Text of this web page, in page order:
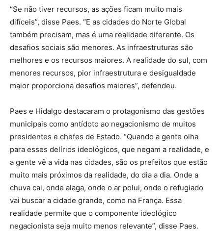
“Se não tiver recursos, as ações ficam muito mais
difíceis”, disse Paes. “E as cidades do Norte Global
também precisam, mas é uma realidade diferente. Os
desafios sociais são menores. As infraestruturas são
melhores e os recursos maiores. A realidade do sul, com
menores recursos, pior infraestrutura e desigualdade
maior proporciona desafios maiores”, defendeu.
Paes e Hidalgo destacaram o protagonismo das gestões
municipais como antídoto ao negacionismo de muitos
presidentes e chefes de Estado. “Quando a gente olha
para esses delírios ideológicos, que negam a realidade, e
a gente vê a vida nas cidades, são os prefeitos que estão
muito mais próximos da realidade, do dia a dia. Onde a
chuva cai, onde alaga, onde o ar polui, onde o refugiado
vai buscar a cidade grande, como na França. Essa
realidade permite que o componente ideológico
negacionista seja muito menos relevante”, disse Paes.